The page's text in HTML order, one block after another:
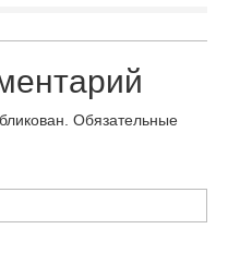
Обязательные